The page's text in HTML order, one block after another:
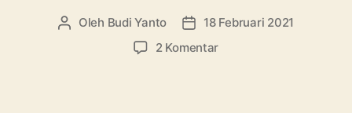
Penulis
Oleh Budi Yanto
Tanggal
artikel
18 Februari 2021
2 Komentarpada